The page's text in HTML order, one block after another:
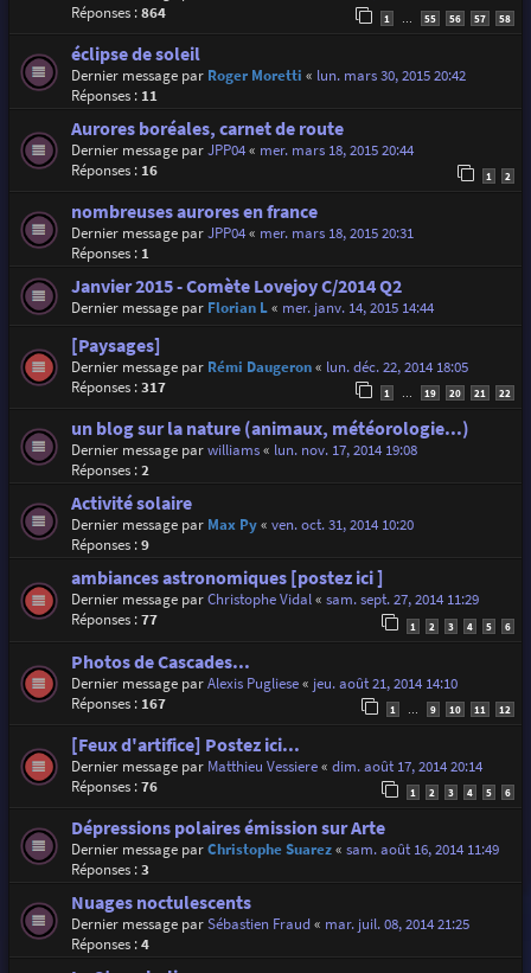
Réponses :864 1 55 56 57 58
éclipse de soleil
Dernier message par Roger Moretti « lun. mars 30, 2015 20:42
Réponses : 11
Aurores boréales, carnet de route
Dernier message parJPP04« mer. mars 18, 2015 20:44
Réponses : 16 1 2
nombreuses aurores en france
Dernier message parJPP04« mer. mars 18, 2015 20:31
Réponses : 1
Janvier 2015 - Comète Lovejoy C/2014 Q2
Dernier message par Florian L« mer. janv. 14, 2015 14:44
[Paysages]
Dernier message par Rémi Daugeron« lun. déc. 22, 2014 18:05
Réponses :317 1 … 19 20 21 22
un blog sur la nature (animaux, météorologie...)
Dernier message parwilliams« lun. nov. 17, 2014 19:08
Réponses :2
Activité solaire
Dernier message par Max Py« ven. oct. 31, 2014 10:20
Réponses :9
ambiances astronomiques [postez ici ]
Dernier message parChristophe Vidal« sam. sept. 27, 2014 11:29
Réponses :77 1 2 3 4 5 6
Photos de Cascades...
Dernier message parAlexis Pugliese« jeu. août 21, 2014 14:10
Réponses : 167 1 9 10 11 12
[Feux d'artifice] Postez ici...
Dernier message par Matthieu Vessiere« dim. août 17, 2014 20:14
Réponses :76 1 2 3 4 5 6
Dépressions polaires émission sur Arte
Dernier message parChristophe Suarez« sam. août 16, 2014 11:49
Réponses :3
Nuages noctulescents
Dernier message parSébastien Fraud« mar. juil. 08, 2014 21:25
Réponses :4